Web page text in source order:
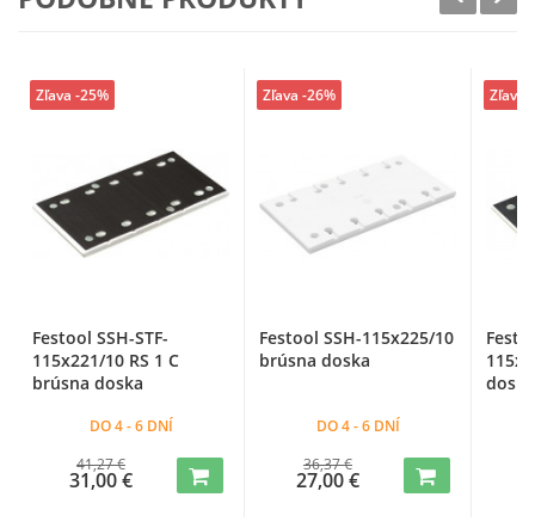
Festool SSH-STF-
115x221/10 RS 1 C
brúsna doska
DO 4 - 6 DNÍ
41,27 €
31,00 €
Zľava -25%
Festool SSH-115x225/10
brúsna doska
DO 4 - 6 DNÍ
36,37 €
27,00 €
Zľava -26%
doska
Zľava